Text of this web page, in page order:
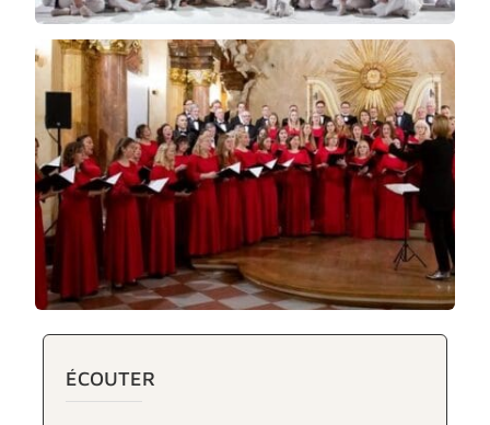
ÉCOUTER